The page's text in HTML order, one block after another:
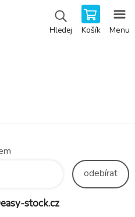
Hledej Košík Menu
odebírat
stock.cz